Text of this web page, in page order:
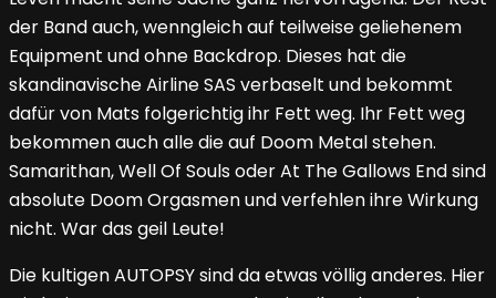
der Band auch, wenngleich auf teilweise geliehenem
Equipment und ohne Backdrop. Dieses hat die
skandinavische Airline SAS verbaselt und bekommt
dafür von Mats folgerichtig ihr Fett weg. Ihr Fett weg
bekommen auch alle die auf Doom Metal stehen.
Samarithan, Well Of Souls oder At The Gallows End sind
absolute Doom Orgasmen und verfehlen ihre Wirkung
nicht. War das geil Leute!
Die kultigen AUTOPSY sind da etwas völlig anderes. Hier